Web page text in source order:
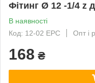
Фітинг Ø 12 -1/4 z
В наявності
Код: 12-02 EPC
Опт і
168 ₴